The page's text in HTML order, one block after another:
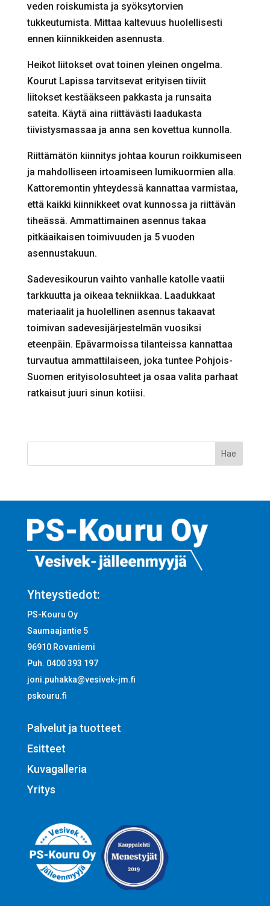
veden roiskumista ja syöksytorvien
tukkeutumista. Mittaa kaltevuus huolellisesti
ennen kiinnikkeiden asennusta.
Heikot liitokset ovat toinen yleinen ongelma.
Kourut Lapissa tarvitsevat erityisen tiiviit
liitokset kestääkseen pakkasta ja runsaita
sateita. Käytä aina riittävästi laadukasta
tiivistysmassaa ja anna sen kovettua kunnolla.
Riittämätön kiinnitys johtaa kourun roikkumiseen
ja mahdolliseen irtoamiseen lumikuormien alla.
Kattoremontin yhteydessä kannattaa varmistaa,
että kaikki kiinnikkeet ovat kunnossa ja riittävän
tiheässä. Ammattimainen asennus takaa
pitkäaikaisen toimivuuden ja 5 vuoden
asennustakuun.
Sadevesikourun vaihto vanhalle katolle vaatii
tarkkuutta ja oikeaa tekniikkaa. Laadukkaat
materiaalit ja huolellinen asennus takaavat
toimivan sadevesijärjestelmän vuosiksi
eteenpäin. Epävarmoissa tilanteissa kannattaa
turvautua ammattilaiseen, joka tuntee Pohjois-
Suomen erityisolosuhteet ja osaa valita parhaat
ratkaisut juuri sinun kotiisi.
Yhteystiedot:
PS-Kouru Oy
Saumaajantie 5
96910 Rovaniemi
Puh. 0400 393 197
joni.puhakka@vesivek-jm.fi
pskouru.fi
Palvelut ja tuotteet
Esitteet
Kuvagalleria
Yritys